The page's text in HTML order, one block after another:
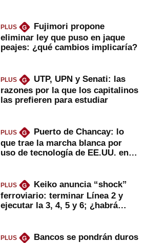
PLUS G
Fujimori propone
eliminar ley que puso en jaque
peajes: ¿qué cambios implicaría?
PLUS G
UTP, UPN y Senati: las
razones por la que los capitalinos
las prefieren para estudiar
PLUS G
Puerto de Chancay: lo
que trae la marcha blanca por
uso de tecnología de EE.UU. en
PLUS G
Keiko anuncia “shock”
ferroviario: terminar Línea 2 y
ejecutar la 3, 4, 5 y 6; ¿habrá
PLUS G
Bancos se pondrán duros